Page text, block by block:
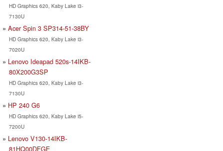
HD Graphics 620, Kaby Lake i3-
7130U
Acer Spin 3 SP314-51-38BY
HD Graphics 620, Kaby Lake i3-
7020U
Lenovo Ideapad 520s-14IKB-
80X200G3SP
HD Graphics 620, Kaby Lake i3-
7130U
HP 240 G6
HD Graphics 620, Kaby Lake i5-
7200U
Lenovo V130-14IKB-
81HQ00DFGE